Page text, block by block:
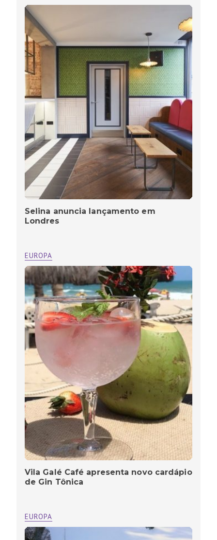
Selina anuncia lançamento em
Londres
EUROPA
Vila Galé Café apresenta novo cardápio
de Gin Tônica
EUROPA